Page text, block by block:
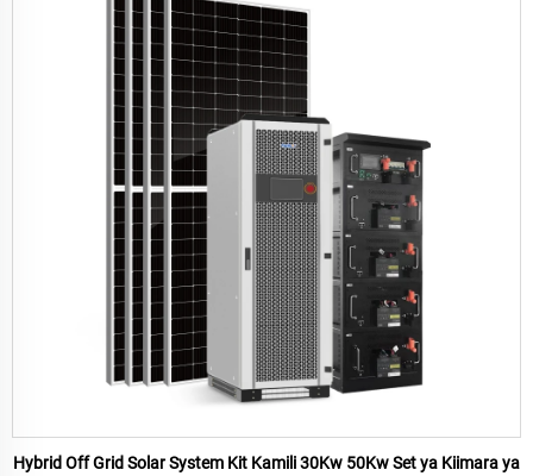
Hybrid Off Grid Solar System Kit Kamili 30Kw 50Kw Set ya Kiimara ya